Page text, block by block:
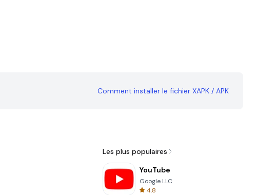
Comment installer le fichier XAPK / APK
Les plus populaires
YouTube
Google LLC
4.8